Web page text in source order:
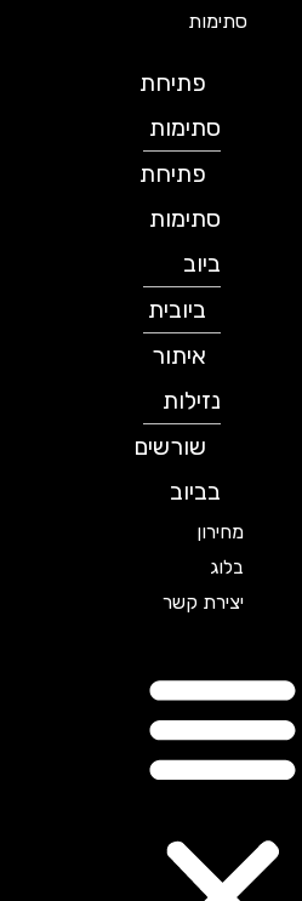
סתימות
פתיחת
סתימות
פתיחת
סתימות
ביובית
איתור
נזילות
שורשים
בביוב
מחירון
יצירת קשר